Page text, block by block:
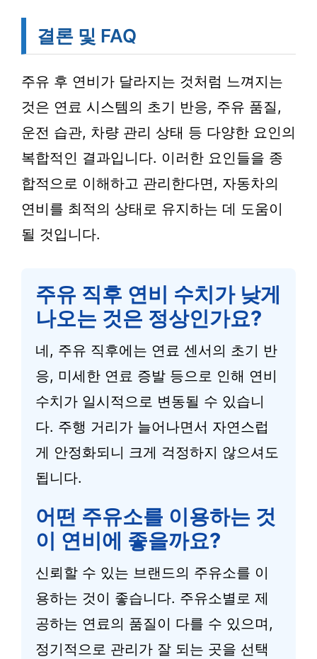
결론 및 FAQ
주유 후 연비가 달라지는 것처럼 느껴지는
것은 연료 시스템의 초기 반응, 주유 품질,
운전 습관, 차량 관리 상태 등 다양한 요인의
복합적인 결과입니다. 이러한 요인들을 종
합적으로 이해하고 관리한다면, 자동차의
연비를 최적의 상태로 유지하는 데 도움이
될 것입니다.
주유 직후 연비 수치가 낮게
나오는 것은 정상인가요?
네, 주유 직후에는 연료 센서의 초기 반
응, 미세한 연료 증발 등으로 인해 연비
수치가 일시적으로 변동될 수 있습니
다. 주행 거리가 늘어나면서 자연스럽
게 안정화되니 크게 걱정하지 않으셔도
됩니다.
어떤 주유소를 이용하는 것
이 연비에 좋을까요?
신뢰할 수 있는 브랜드의 주유소를 이
용하는 것이 좋습니다. 주유소별로 제
공하는 연료의 품질이 다를 수 있으며,
정기적으로 관리가 잘 되는 곳을 선택